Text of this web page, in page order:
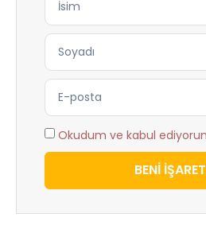
Okudum ve kabul
BENİ